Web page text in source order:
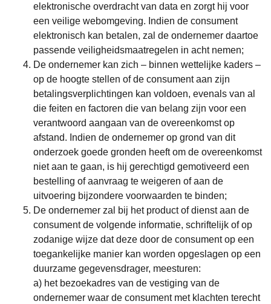
elektronische overdracht van data en zorgt hij voor
een veilige webomgeving. Indien de consument
elektronisch kan betalen, zal de ondernemer daartoe
passende veiligheidsmaatregelen in acht nemen;
De ondernemer kan zich – binnen wettelijke kaders –
op de hoogte stellen of de consument aan zijn
betalingsverplichtingen kan voldoen, evenals van al
die feiten en factoren die van belang zijn voor een
verantwoord aangaan van de overeenkomst op
afstand. Indien de ondernemer op grond van dit
onderzoek goede gronden heeft om de overeenkomst
niet aan te gaan, is hij gerechtigd gemotiveerd een
bestelling of aanvraag te weigeren of aan de
uitvoering bijzondere voorwaarden te binden;
De ondernemer zal bij het product of dienst aan de
consument de volgende informatie, schriftelijk of op
zodanige wijze dat deze door de consument op een
toegankelijke manier kan worden opgeslagen op een
duurzame gegevensdrager, meesturen:
a) het bezoekadres van de vestiging van de
ondernemer waar de consument met klachten terecht